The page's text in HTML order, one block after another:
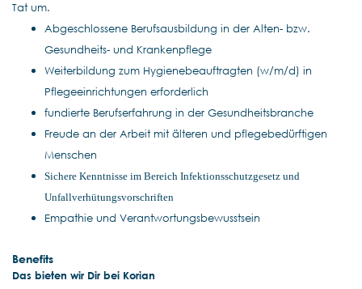
Tat um.
Abgeschlossene Berufsausbildung in der Alten- bzw.
Gesundheits- und Krankenpflege
Weiterbildung zum Hygienebeauftragten (w/m/d) in
Pflegeeinrichtungen erforderlich
fundierte Berufserfahrung in der Gesundheitsbranche
Freude an der Arbeit mit älteren und pflegebedürftigen
Menschen
Sichere Kenntnisse im Bereich Infektionsschutzgesetz und
Unfallverhütungsvorschriften
Empathie und Verantwortungsbewusstsein
Benefits
Das bieten wir Dir bei Korian